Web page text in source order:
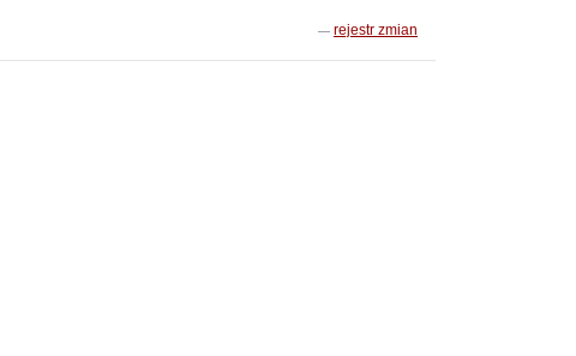
rejestr zmian